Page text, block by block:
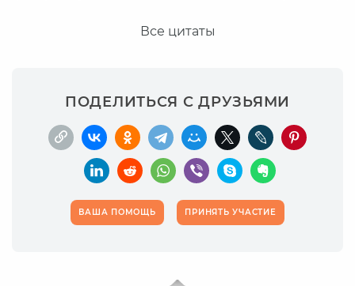
Все цитаты
ПОДЕЛИТЬСЯ С ДРУЗЬЯМИ
ВАША ПОМОЩЬ ПРИНЯТЬ УЧАСТИЕ